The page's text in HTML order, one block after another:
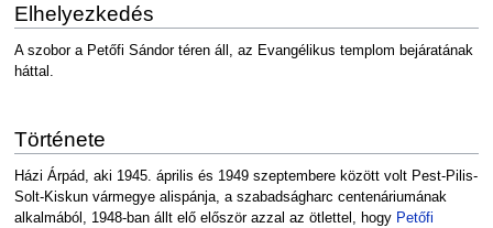
Elhelyezkedés
A szobor a Petőfi Sándor téren áll, az Evangélikus templom bejáratának
háttal.
Története
Házi Árpád, aki 1945. április és 1949 szeptembere között volt Pest-Pilis-
Solt-Kiskun vármegye alispánja, a szabadságharc centenáriumának
alkalmából, 1948-ban állt elő először azzal az ötlettel, hogy Petőfi